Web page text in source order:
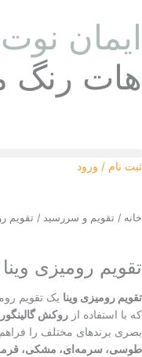
به
محتوا
ایمان نوت
هات رنگ
ثبت نام / ورود
خانه / تقویم و سررسید / تقویم
تقویم رومیزی وینا
تقویم رومیزی وینا یک تقویم
که با استفاده از روکش گالینگور
بصری برندهای مختلف را
طوسی، سرمه‌ای، مشکی،